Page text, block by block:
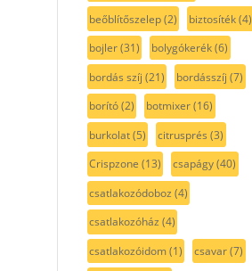
beőblítőszelep(2) biztosíték(4)
bojler(31) bolygókerék(6)
bordás szíj (21) bordásszíj (7)
borító(2) botmixer(16)
burkolat(5) citrusprés (3)
Crispzone (13) csapágy(40)
csatlakozódoboz (4)
csatlakozóház (4)
csatlakozóidom(1) csavar(7)